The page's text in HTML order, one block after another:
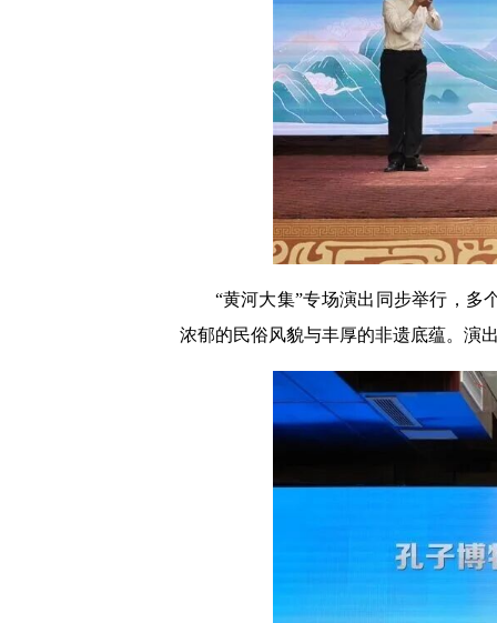
“黄河大集”专场演出同步举行，多
浓郁的民俗风貌与丰厚的非遗底蕴。演